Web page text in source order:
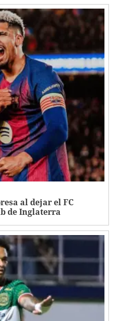
al dejar el FC
de Inglaterra